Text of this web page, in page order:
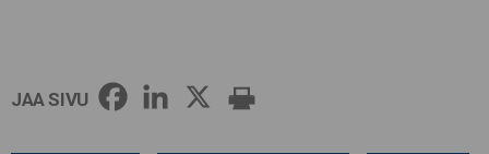
JAA SIVU